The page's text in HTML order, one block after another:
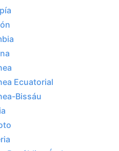
Ecuatorial
Bissáu